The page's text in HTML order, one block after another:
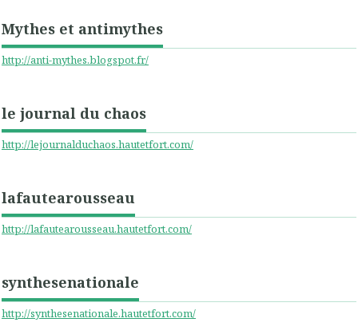
Mythes et antimythes
http://anti-mythes.blogspot.fr/
le journal du chaos
http://lejournalduchaos.hautetfort.com/
lafautearousseau
http://lafautearousseau.hautetfort.com/
synthesenationale
http://synthesenationale.hautetfort.com/